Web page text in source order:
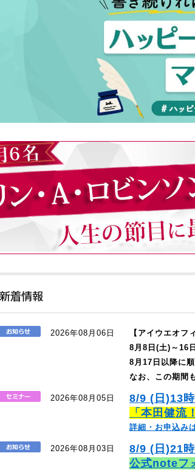
2026年08月06日
【アイウエオフ
8月8日(土)～16
8月17日以降に
なお、この期間
2026年08月05日
8/9 (日)13
「本田健
詳細・お申込み
2026年08月03日
8/9 (日)21
公式noteフ